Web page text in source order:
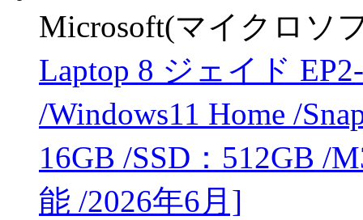
Microsoft(マイクロソ
Laptop 8 ジェイド
/Windows11 Home /
16GB /SSD：512GB /
能 /2026年6月]